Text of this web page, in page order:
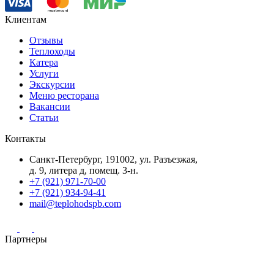
Клиентам
Отзывы
Теплоходы
Катера
Услуги
Экскурсии
Меню ресторана
Вакансии
Статьи
Контакты
Санкт-Петербург, 191002, ул. Разъезжая,
д. 9, литера д, помещ. 3-н.
+7 (921) 971-70-00
+7 (921) 934-94-41
mail@teplohodspb.com
Партнеры